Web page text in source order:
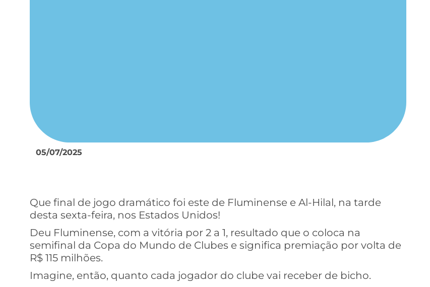
05/07/2025
Que final de jogo dramático foi este de Fluminense e Al-Hilal, na tarde
desta sexta-feira, nos Estados Unidos!
Deu Fluminense, com a vitória por 2 a 1, resultado que o coloca na
semifinal da Copa do Mundo de Clubes e significa premiação por volta de
R$ 115 milhões.
Imagine, então, quanto cada jogador do clube vai receber de bicho.